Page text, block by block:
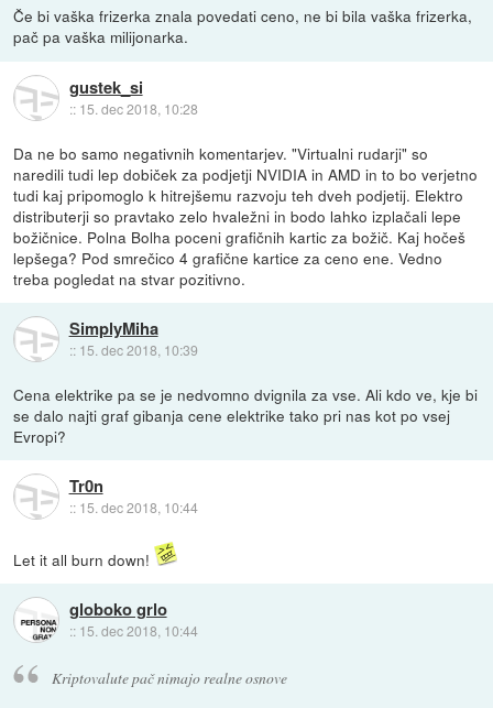
Če bi vaška frizerka znala povedati ceno, ne bi bila vaška frizerka,
pač pa vaška milijonarka.
gustek_si
:: 15. dec 2018, 10:28
Da ne bo samo negativnih komentarjev. "Virtualni rudarji" so
naredili tudi lep dobiček za podjetji NVIDIA in AMD in to bo verjetno
tudi kaj pripomoglo k hitrejšemu razvoju teh dveh podjetij. Elektro
distributerji so pravtako zelo hvaležni in bodo lahko izplačali lepe
božičnice. Polna Bolha poceni grafičnih kartic za božič. Kaj hočeš
lepšega? Pod smrečico 4 grafične kartice za ceno ene. Vedno
treba pogledat na stvar pozitivno.
SimplyMiha
:: 15. dec 2018, 10:39
Cena elektrike pa se je nedvomno dvignila za vse. Ali kdo ve, kje bi
se dalo najti graf gibanja cene elektrike tako pri nas kot po vsej
Evropi?
Tr0n
:: 15. dec 2018, 10:44
Let it all burn down!
globoko grlo
:: 15. dec 2018, 10:44
Kriptovalute pač nimajo realne osnove